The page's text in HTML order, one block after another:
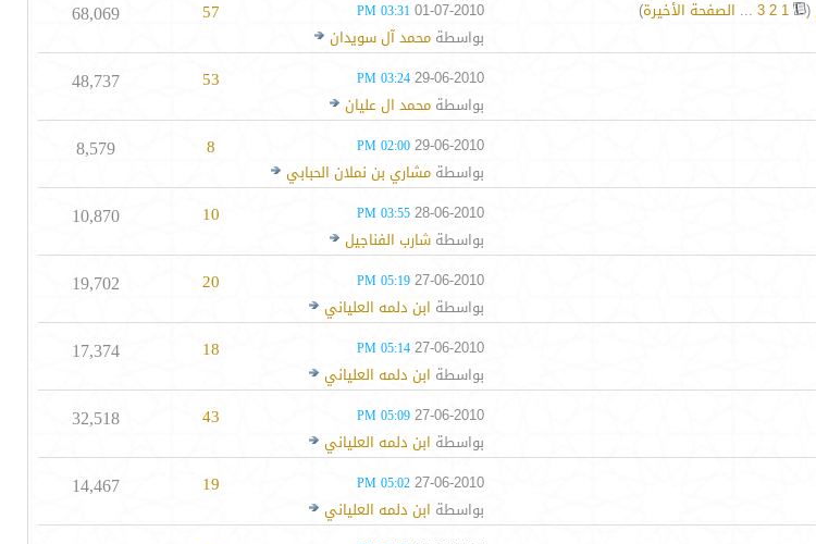
(
1
2
3
... الصفحة الأخيرة)
01-07-2010
03:31 PM
بواسطةمحمد آل سويدان
57
68,069
29-06-2010
03:24 PM
بواسطةمحمد ال عليان
53
48,737
29-06-2010
02:00 PM
بواسطةمشاري بن نملان الحبابي
8
8,579
28-06-2010
03:55 PM
بواسطةشارب الفناجيل
10
10,870
27-06-2010
05:19 PM
بواسطة ابن دلمه العلياني
20
19,702
27-06-2010
05:14 PM
بواسطة ابن دلمه العلياني
18
17,374
27-06-2010
05:09 PM
بواسطة ابن دلمه العلياني
43
32,518
27-06-2010
05:02 PM
بواسطة ابن دلمه العلياني
19
14,467